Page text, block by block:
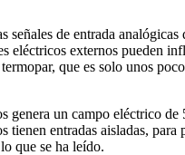
de entrada
eléctricos externos pueden
que es solo unos
un campo eléctrico de
entradas aisladas,
que se ha leído.